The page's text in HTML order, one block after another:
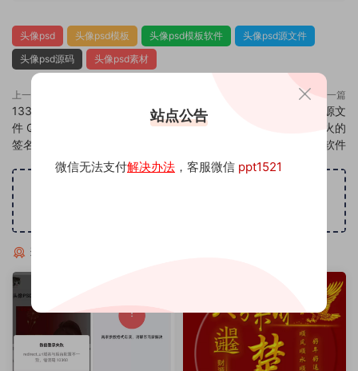
头像psd 头像psd模板 头像psd模板软件
头像psd源文件
头像psd源码
头像psd素材
上一篇
1334头像psd素材源码模板源文
件 QQ微信抖音快手小红书很火的
签名百家姓氏头像制作教程软件
下一篇
1336头像psd素材源码模板源文
件 QQ微信抖音快手小红书很火的
签名百家姓氏头像制作教程软件
猜你喜欢
站点公告
微信无法支付解决办法 ，客服微信 ppt1521